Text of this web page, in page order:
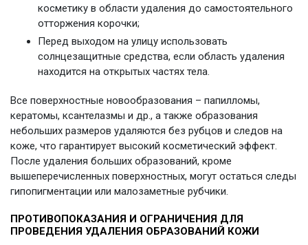
косметику в области удаления до самостоятельного
отторжения корочки;
Перед выходом на улицу использовать
солнцезащитные средства, если область удаления
находится на открытых частях тела.
Все поверхностные новообразования – папилломы,
кератомы, ксантелазмы и др., а также образования
небольших размеров удаляются без рубцов и следов на
коже, что гарантирует высокий косметический эффект.
После удаления больших образований, кроме
вышеперечисленных поверхностных, могут остаться следы
гипопигментации или малозаметные рубчики.
ПРОТИВОПОКАЗАНИЯ И ОГРАНИЧЕНИЯ ДЛЯ
ПРОВЕДЕНИЯ УДАЛЕНИЯ ОБРАЗОВАНИЙ КОЖИ